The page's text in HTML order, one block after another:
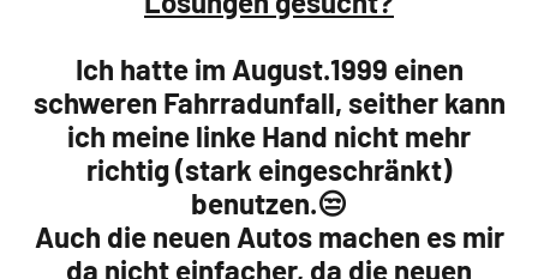
Ich hatte im August.1999 einen
schweren Fahrradunfall, seither kann
ich meine linke Hand nicht mehr
richtig (stark eingeschränkt)
benutzen.😒
Auch die neuen Autos machen es mir
da nicht einfacher, da die neuen